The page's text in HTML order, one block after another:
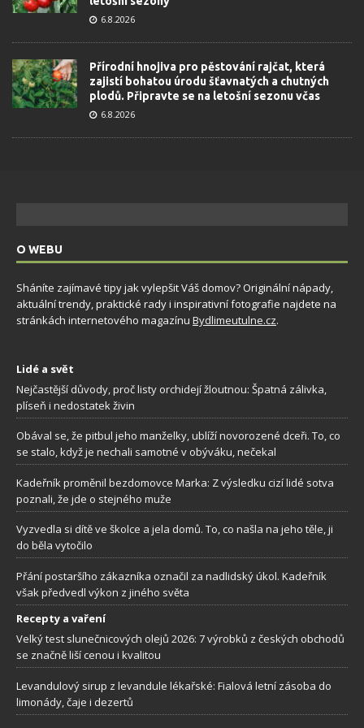
6.8.2026
Přírodní hnojiva pro pěstování rajčat, která
zajistí bohatou úrodu šťavnatých a chutných
plodů. Připravte se na letošní sezonu včas
6.8.2026
O WEBU
Sháníte zajímavé tipy jak vylepšit Váš domov? Originální nápady,
aktuální trendy, praktické rady i inspirativní fotografie najdete na
stránkách internetového magazínu Bydlimeutulne.cz.
Lidé a svět
Nejčastější důvody, proč listy orchidejí žloutnou: Špatná zálivka,
plíseň i nedostatek živin
Obával se, že pitbul jeho manželky, ublíží novorozené dceři. To, co
se stalo, když je nechali samotné v obýváku, nečekal
Kadeřník proměnil bezdomovce Marka: Z výsledku cizí lidé sotva
poznali, že jde o stejného muže
Vyzvedla si dítě ve školce a jela domů. To, co našla na jeho těle, ji
do běla vytočilo
Přání postaršího zákazníka označil za nadlidský úkol. Kadeřník
však předvedl výkon z jiného světa
Recepty a vaření
Velký test slunečnicových olejů 2026: 7 výrobků z českých obchodů
se značně liší cenou i kvalitou
Levandulový sirup z levandule lékařské: Fialová letní zásoba do
limonády, čaje i dezertů